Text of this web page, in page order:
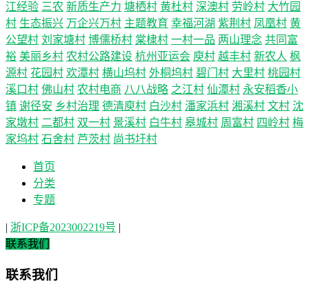
江经验 三农 新质生产力 塘栖村 黄杜村 深澳村 劳岭村 大竹园
村 生态振兴 万企兴万村 主题教育 幸福河湖 紫荆村 凤凰村 黄
公望村 刘家塘村 博儒桥村 棠棣村 一村一品 两山理念 共同富
裕 美丽乡村 农村公路建设 杭州亚运会 庾村 越丰村 新农人 枫
源村 花园村 欢潭村 横山坞村 外桐坞村 碧门村 大里村 桃园村
溪口村 佛山村 农村电商 八八战略 之江村 仙潭村 永安稻香小
镇 谢径安 乡村治理 德清庾村 白沙村 潘家浜村 湘溪村 文村 沈
家墩村 二都村 双一村 景溪村 白牛村 皋城村 周富村 四岭村 梅
家坞村 石舍村 芦茨村 尚书圩村
首页
分类
专题
| 浙ICP备2023002219号 |
联系我们
联系我们